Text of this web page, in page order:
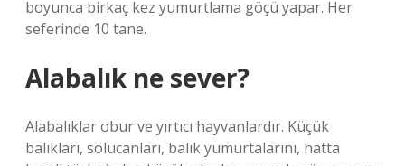
boyunca birkaç kez yumurtlama göçü yapar. Her
seferinde 10 tane.
Alabalık ne sever?
Alabalıklar obur ve yırtıcı hayvanlardır. Küçük
balıkları, solucanları, balık yumurtalarını, hatta